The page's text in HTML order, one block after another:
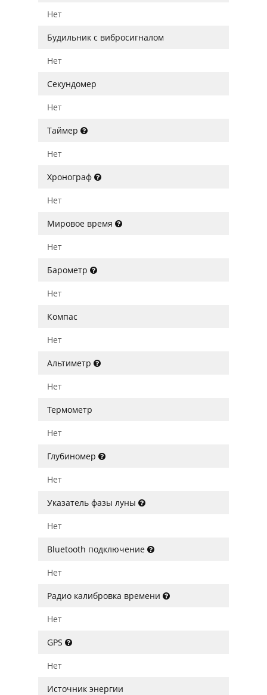
Нет
Будильник с вибросигналом
Нет
Секундомер
Нет
Таймер
Нет
Хронограф
Нет
Мировое время
Нет
Барометр
Нет
Компас
Нет
Альтиметр
Нет
Термометр
Нет
Глубиномер
Нет
Указатель фазы луны
Нет
Bluetooth подключение
Нет
Радио калибровка времени
Нет
GPS
Нет
Источник энергии